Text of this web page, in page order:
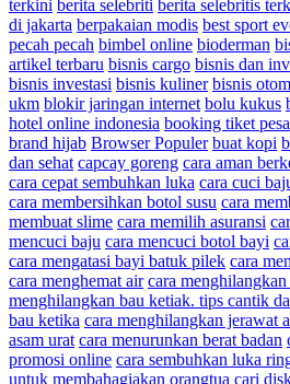
terkini berita selebriti berita selebritis
di jakarta berpakaian modis best sport
pecah pecah bimbel online bioderman
artikel terbaru bisnis cargo bisnis dan
bisnis investasi bisnis kuliner bisnis
ukm blokir jaringan internet bolu kukus
hotel online indonesia booking tiket
brand hijab Browser Populer buat kopi
dan sehat capcay goreng cara aman
cara cepat sembuhkan luka cara cuci
cara membersihkan botol susu cara
membuat slime cara memilih asuransi
mencuci baju cara mencuci botol bayi
cara mengatasi bayi batuk pilek cara
cara menghemat air cara
menghilangkan bau ketiak. tips cantik
bau ketika cara menghilangkan jerawat
asam urat cara menurunkan berat badan
promosi online cara sembuhkan luka
untuk membahagiakan orangtua cari